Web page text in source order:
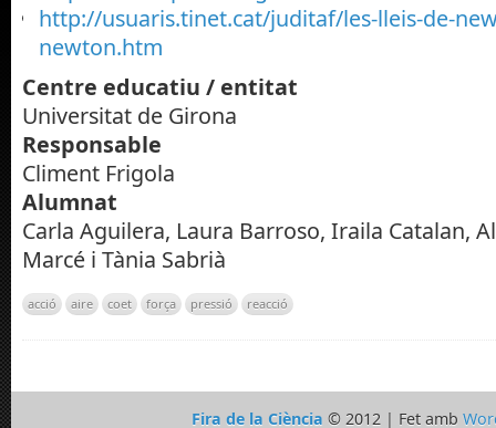
http://usuaris.tinet.cat/juditaf/les-lleis-de-
newton.htm
Centre educatiu / entitat
Universitat de Girona
Responsable
Climent Frigola
Alumnat
Carla Aguilera, Laura Barroso, Iraila Catalan,
Marcé i Tània Sabrià
acció aire coet força pressió reacció
Fira de la Ciència © 2012 | Fet amb